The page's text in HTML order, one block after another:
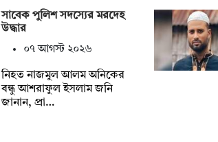
সাবেক পুলিশ সদস্যের মরদেহ
উদ্ধার
০৭ আগস্ট ২০২৬
‎নিহত নাজমুল আলম অনিকের
বন্ধু আশরাফুল ইসলাম জনি
জানান, প্রা…